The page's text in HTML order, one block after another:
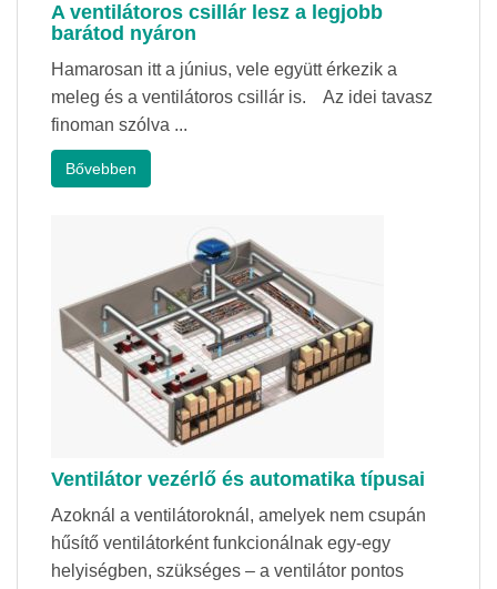
A ventilátoros csillár lesz a legjobb
barátod nyáron
Hamarosan itt a június, vele együtt érkezik a
meleg és a ventilátoros csillár is. Az idei tavasz
finoman szólva ...
Bővebben
Ventilátor vezérlő és automatika típusai
Azoknál a ventilátoroknál, amelyek nem csupán
hűsítő ventilátorként funkcionálnak egy-egy
helyiségben, szükséges – a ventilátor pontos